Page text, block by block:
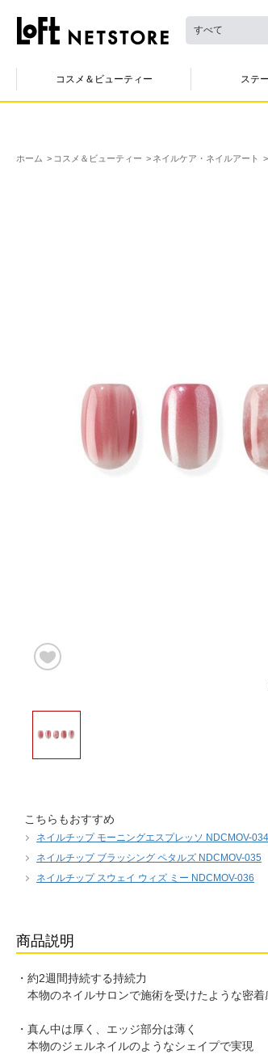
すべて
コスメ＆ビューティー ステ
ホーム コスメ＆ビューティー ネイルケア・ネイルアート
こちらもおすすめ
ネイルチップ モーニングエスプレッソ NDCMOV-034
ネイルチップ ブラッシング ペタルズ NDCMOV-035
ネイルチップ スウェイ ウィズ ミー NDCMOV-036
商品説明
・約2週間持続する持続力
本物のネイルサロンで施術を受けたような密着
・真ん中は厚く、エッジ部分は薄く
本物のジェルネイルのようなシェイプで実現